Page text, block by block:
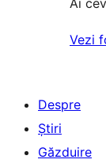
Ai
Vezi
Despre
Știri
Găzduire